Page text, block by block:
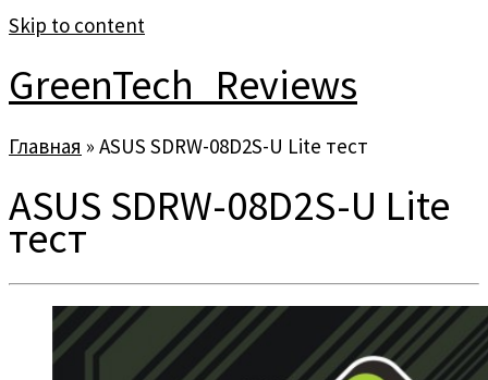
Skip to content
GreenTech_Reviews
Главная » ASUS SDRW-08D2S-U Lite тест
ASUS SDRW-08D2S-U Lite
тест